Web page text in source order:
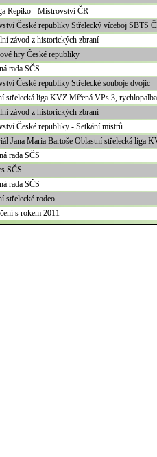
Repiko - Mistrovství ČR
České republiky Střelecký víceboj SBTS
závod z historických zbraní
hry České republiky
rada SČS
České republiky Střelecké souboje dvojic
střelecká liga KVZ Mířená VPs 3, rychlopalba
závod z historických zbraní
České republiky - Setkání mistrů
Jana Maria Bartoše Oblastní střelecká liga
rada SČS
SČS
rada SČS
střelecké rodeo
s rokem 2011